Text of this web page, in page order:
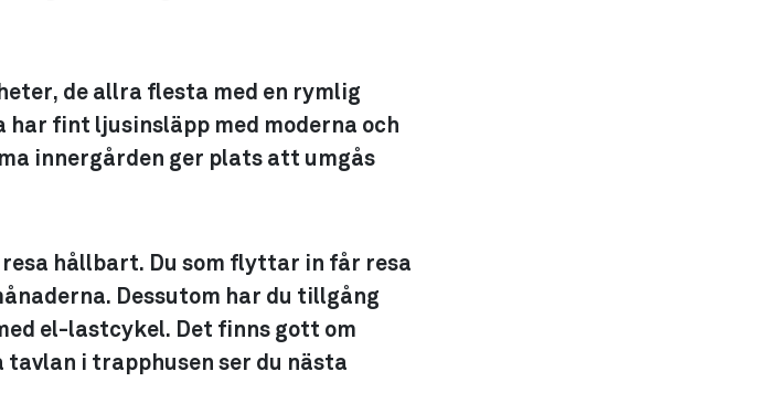
de allra flesta med en rymlig
fint ljusinsläpp med moderna och
innergården ger plats att umgås
hållbart. Du som flyttar in får resa
Dessutom har du tillgång
el-lastcykel. Det finns gott om
i trapphusen ser du nästa